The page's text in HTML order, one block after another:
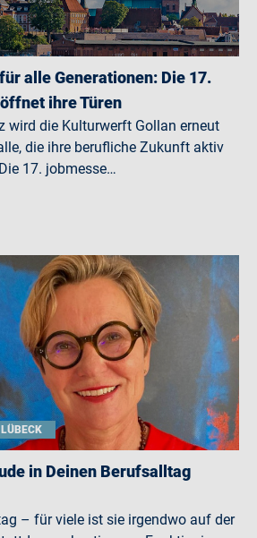
alle Generationen: Die 17.
ihre Türen
wird die Kulturwerft Gollan erneut
die ihre berufliche Zukunft aktiv
17. jobmesse…
LÜBECK
in Deinen Berufsalltag
– für viele ist sie irgendwo auf der